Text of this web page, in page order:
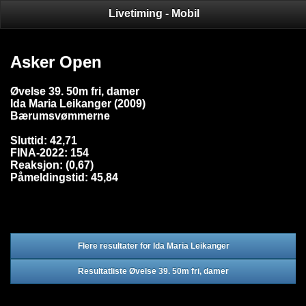
Livetiming - Mobil
Asker Open
Øvelse 39. 50m fri, damer
Ida Maria Leikanger (2009)
Bærumsvømmerne
Sluttid: 42,71
FINA-2022: 154
Reaksjon: (0,67)
Påmeldingstid: 45,84
Flere resultater for Ida Maria Leikanger
Resultatliste Øvelse 39. 50m fri, damer